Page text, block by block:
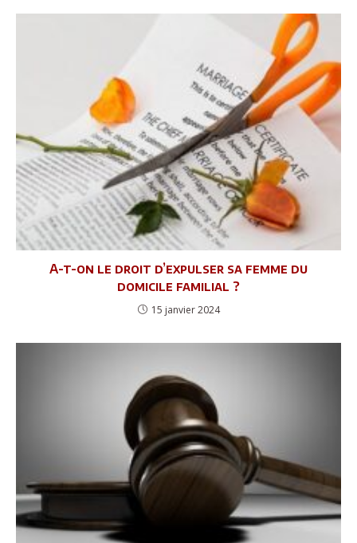
A-t-on le droit d’expulser sa femme du
domicile familial ?
15 janvier 2024